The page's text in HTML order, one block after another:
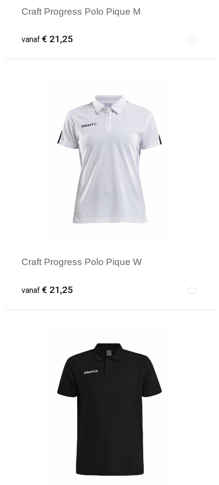
Craft Progress Polo Pique M
vanaf € 21,25
Craft Progress Polo Pique W
vanaf € 21,25
Minimale afname: 1